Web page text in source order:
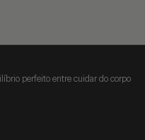
perfeito entre cuidar do corpo